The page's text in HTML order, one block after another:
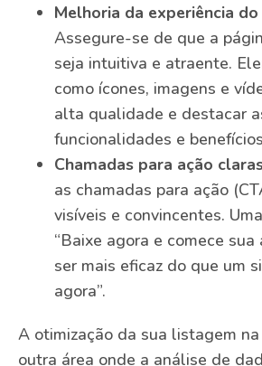
Melhoria da experiência
Assegure-se de que a
seja intuitiva e atraente.
como ícones, imagens e
alta qualidade e destacar
funcionalidades e
Chamadas para ação
as chamadas para ação
visíveis e convincentes.
“Baixe agora e comece sua
ser mais eficaz do que um
agora”.
A otimização da sua listagem
outra área onde a análise de